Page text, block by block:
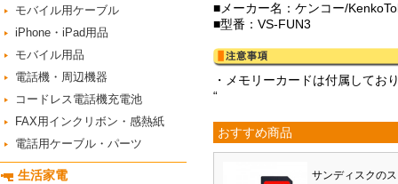
モバイル用ケーブル
iPhone・iPad用品
モバイル用品
電話機・周辺機器
コードレス電話機充電池
FAX用インクリボン・感熱紙
電話用ケーブル・パーツ
生活家電
■メーカー名：ケンコー/
■型番：VS-FUN3
・メモリーカードは付属してお
“
おすすめ商品
サンディスクの